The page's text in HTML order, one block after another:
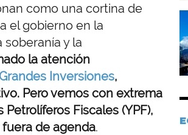
como una cortina de
el gobierno en la
y la
la atención
Inversiones,
Pero vemos con extrema
Fiscales (YPF),
de agenda.